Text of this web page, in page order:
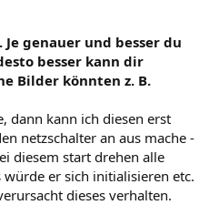
genauer und besser du
besser kann dir
Bilder könnten z. B.
dann kann ich diesen erst
netzschalter an aus mache -
diesem start drehen alle
er sich initialisieren etc.
dieses verhalten.